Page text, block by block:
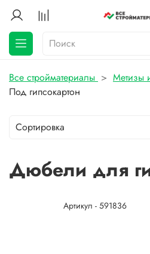
Все стройматериалы Метизы
Под гипсокартон
Дюбели для
Артикул - 591836